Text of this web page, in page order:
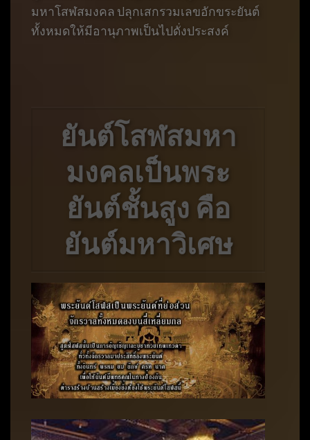
มหาโสฬสมงคล ปลุกเสกรวมเลขอักขระยันต์
ทั้งหมดให้มีอานุภาพเป็นไปดั่งประสงค์
ยันต์โสฬสมหา
มงคลเป็นพระ
ยันต์ชั้นสูง คือ
ยันต์มหาวิเศษ